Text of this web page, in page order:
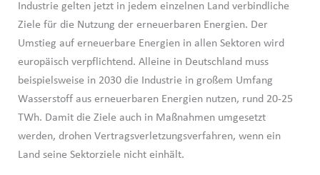
Industrie gelten jetzt in jedem einzelnen Land verbindliche
Ziele für die Nutzung der erneuerbaren Energien. Der
Umstieg auf erneuerbare Energien in allen Sektoren wird
europäisch verpflichtend. Alleine in Deutschland muss
beispielsweise in 2030 die Industrie in großem Umfang
Wasserstoff aus erneuerbaren Energien nutzen, rund 20-25
TWh. Damit die Ziele auch in Maßnahmen umgesetzt
werden, drohen Vertragsverletzungsverfahren, wenn ein
Land seine Sektorziele nicht einhält.